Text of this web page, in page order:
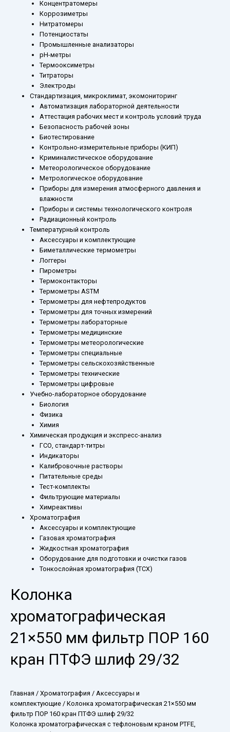
Концентратомеры
Коррозиметры
Нитратомеры
Потенциостаты
Промышленные анализаторы
рН-метры
Термооксиметры
Титраторы
Электроды
Стандартизация, микроклимат, экомониторинг
Автоматизация лабораторной деятельности
Аттестация рабочих мест и контроль условий труда
Безопасность рабочей зоны
Биотестирование
Контрольно-измерительные приборы (КИП)
Криминалистическое оборудование
Метеорологическое оборудование
Метрологическое оборудование
Приборы для измерения атмосферного давления и
влажности
Приборы и системы технологического контроля
Радиационный контроль
Температурный контроль
Аксессуары и комплектующие
Биметаллические термометры
Логгеры
Пирометры
Термоконтакторы
Термометры ASTM
Термометры для нефтепродуктов
Термометры для точных измерений
Термометры лабораторные
Термометры медицинские
Термометры метеорологические
Термометры специальные
Термометры сельскохозяйственные
Термометры технические
Термометры цифровые
Учебно-лабораторное оборудование
Биология
Физика
Химия
Химическая продукция и экспресс-анализ
ГСО, стандарт-титры
Индикаторы
Калибровочные растворы
Питательные среды
Тест-комплекты
Фильтрующие материалы
Химреактивы
Хроматография
Аксессуары и комплектующие
Газовая хроматография
Жидкостная хроматография
Оборудование для подготовки и очистки газов
Тонкослойная хроматография (ТСХ)
Колонка
хроматографическая
21×550 мм фильтр ПОР 160
кран ПТФЭ шлиф 29/32
Главная / Хроматография / Аксессуары и
комплектующие / Колонка хроматографическая 21×550 мм
фильтр ПОР 160 кран ПТФЭ шлиф 29/32
Колонка хроматографическая с тефлоновым краном PTFE,